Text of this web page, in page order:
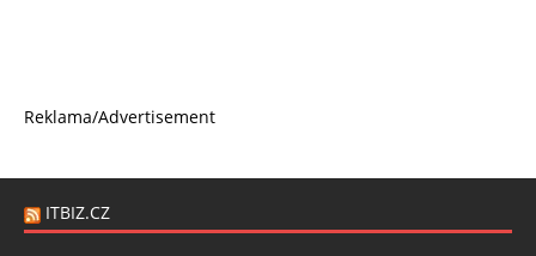
Reklama/Advertisement
ITBIZ.CZ